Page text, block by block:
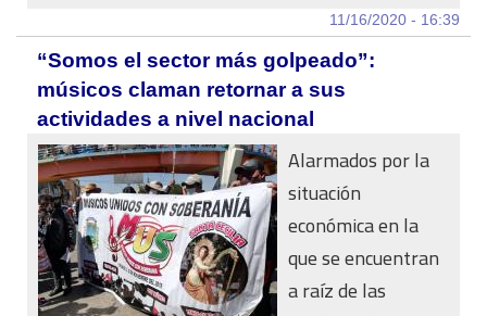
11/16/2020 - 16:39
“Somos el sector más golpeado”:
músicos claman retornar a sus
actividades a nivel nacional
Alarmados por la
situación
económica en la
que se encuentran
a raíz de las